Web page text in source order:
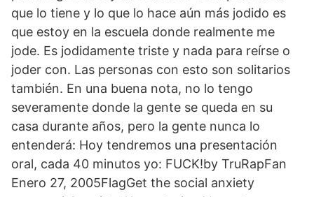
que lo tiene y lo que lo hace aún más jodido es
que estoy en la escuela donde realmente me
jode. Es jodidamente triste y nada para reírse o
joder con. Las personas con esto son solitarios
también. En una buena nota, no lo tengo
severamente donde la gente se queda en su
casa durante años, pero la gente nunca lo
entenderá: Hoy tendremos una presentación
oral, cada 40 minutos yo: FUCK!by TruRapFan
Enero 27, 2005FlagGet the social anxiety